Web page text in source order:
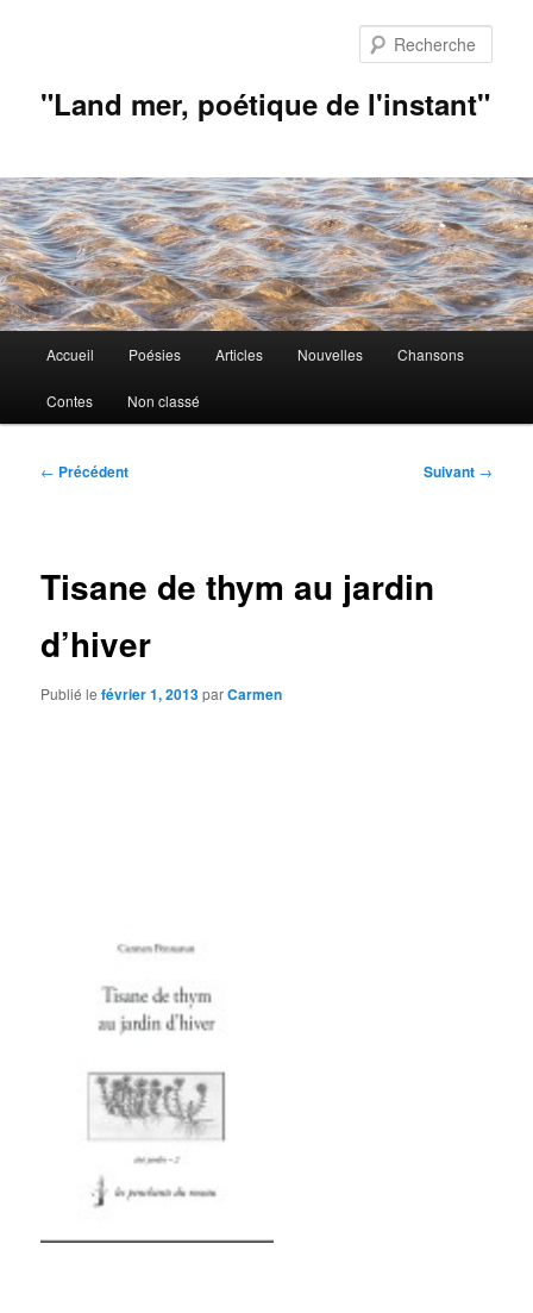
"Land mer, poétique de l'instant"
principal
Accueil Poésies Articles Nouvelles Chansons
Contes Non classé
Navigation
← Précédent Suivant →
Tisane de thym au jardin
d’hiver
Publié lefévrier 1, 2013parCarmen